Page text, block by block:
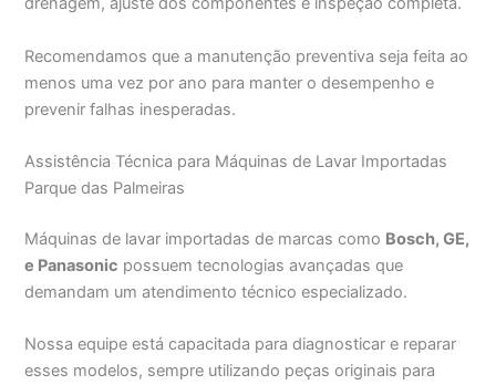
Recomendamos que a manutenção preventiva seja feita ao
menos uma vez por ano para manter o desempenho e
prevenir falhas inesperadas.
Assistência Técnica para Máquinas de Lavar Importadas
Parque das Palmeiras
Máquinas de lavar importadas de marcas como Bosch, GE,
e Panasonic possuem tecnologias avançadas que
demandam um atendimento técnico especializado.
Nossa equipe está capacitada para diagnosticar e reparar
esses modelos, sempre utilizando peças originais para